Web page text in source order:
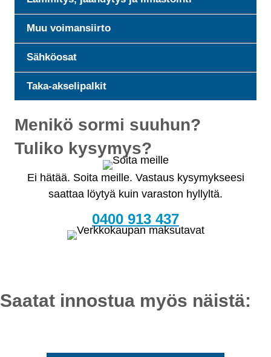
Muu voimansiirto
Sähköosat
Taka-akselipalkit
Menikö sormi suuhun?
Tuliko kysymys?
Ei hätää. Soita meille. Vastaus kysymykseesi
saattaa löytyä kuin varaston hyllyltä.
0400 913 437
Saatat innostua myös näistä: